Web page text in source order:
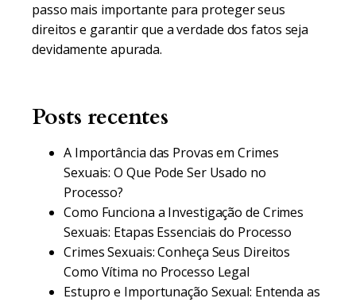
passo mais importante para proteger seus
direitos e garantir que a verdade dos fatos seja
devidamente apurada.
Posts recentes
A Importância das Provas em Crimes
Sexuais: O Que Pode Ser Usado no
Processo?
Como Funciona a Investigação de Crimes
Sexuais: Etapas Essenciais do Processo
Crimes Sexuais: Conheça Seus Direitos
Como Vítima no Processo Legal
Estupro e Importunação Sexual: Entenda as